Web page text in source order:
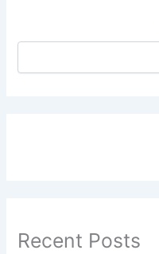
Recent Posts